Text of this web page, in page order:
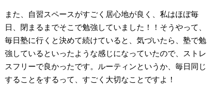
また、自習スペースがすごく居心地が良く、私はほぼ毎
日、閉まるまでそこで勉強していました！！そうやって、
毎日塾に行くと決めて続けていると、気づいたら、塾で勉
強しているといったような感じになっていたので、ストレ
スフリーで良かったです。ルーティンというか、毎日同じ
することをするって、すごく大切なことですよ！